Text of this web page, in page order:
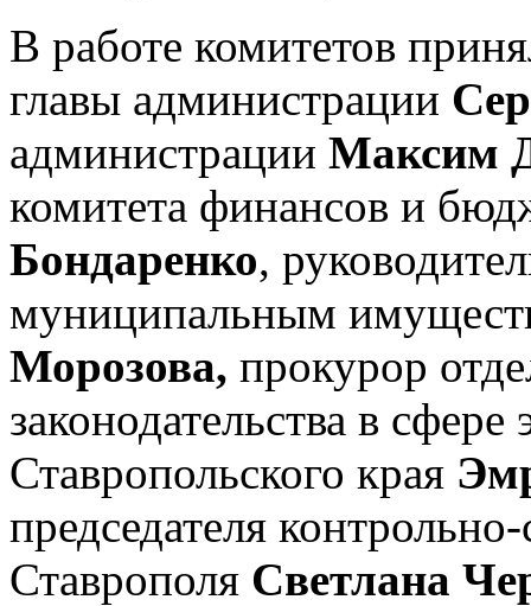
В работе комитетов
главы администрации
администрации Максим
комитета финансов и
Бондаренко,
муниципальным
Морозова, прокурор
законодательства в
Ставропольского края
председателя
Ставрополя Светлана